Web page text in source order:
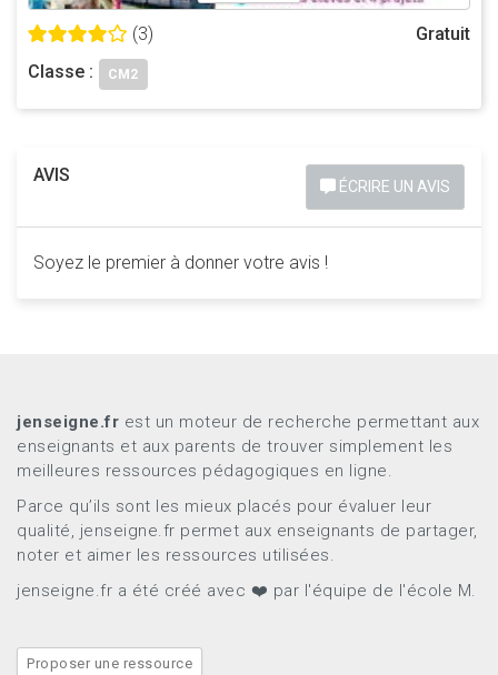
(3)
Gratuit
Classe :
CM2
AVIS
ÉCRIRE UN AVIS
Soyez le premier à donner votre avis !
jenseigne.fr est un moteur de recherche permettant aux
enseignants et aux parents de trouver simplement les
meilleures ressources pédagogiques en ligne.
Parce qu’ils sont les mieux placés pour évaluer leur
qualité, jenseigne.fr permet aux enseignants de partager,
noter et aimer les ressources utilisées.
jenseigne.fr a été créé avec ❤️ par l'équipe de l'école M.
Proposer une ressource